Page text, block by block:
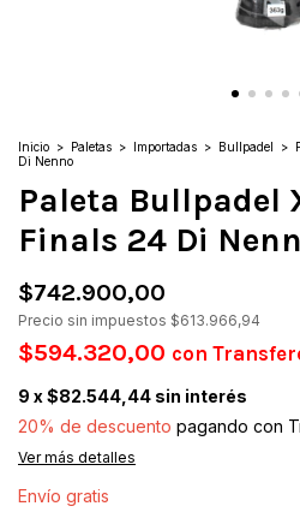
Inicio > Paletas > Importadas > Bullpadel >
Di Nenno
Paleta Bullpadel
Finals 24 Di
$742.900,00
Precio sin impuestos $613.966,94
$594.320,00 con
9 x$82.544,44 sin interés
20% de descuento pagando con
Ver más detalles
Envío gratis